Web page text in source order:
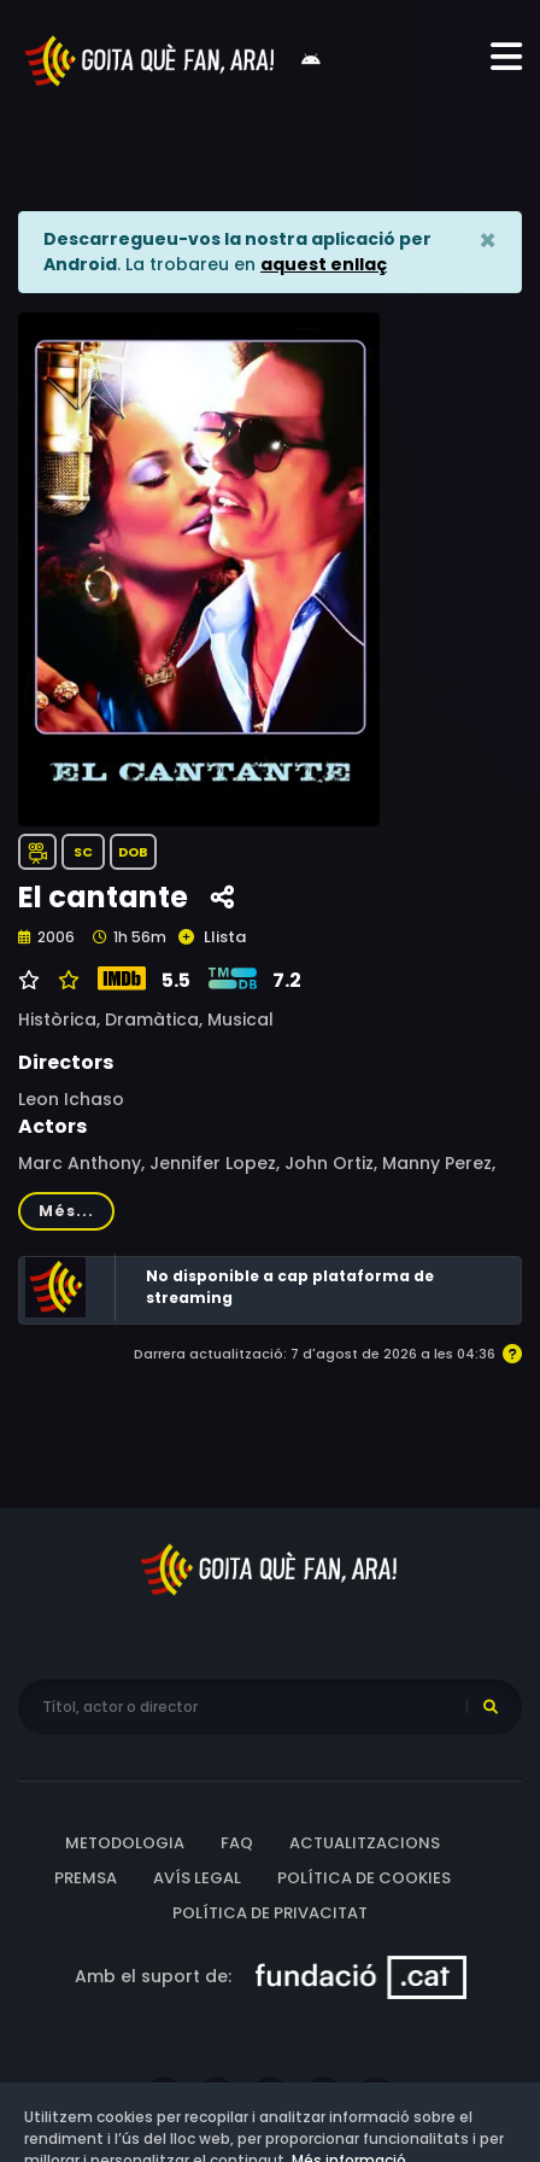
Descarregueu-vos la nostra aplicació per
Android. La trobareu en aquest enllaç
×
SC DOB
El cantante
2006 1h 56m Llista
5.5 7.2
Històrica, Dramàtica, Musical
Directors
Leon Ichaso
Actors
Marc Anthony, Jennifer Lopez, John Ortiz, Manny Perez,
Vincent Laresca, Federico Castelluccio, Nelson Vasquez,
Antone Pagán, Romi Dias, Andrea Navedo, Santiago
Douglas, Ana Isabelle
Més...
No disponible a cap plataforma de
streaming
Darrera actualització: 7 d'agost de 2026 a les 04:36
METODOLOGIA FAQ
ACTUALITZACIONS
PREMSA
AVÍS LEGAL
POLÍTICA DE COOKIES
POLÍTICA DE PRIVACITAT
Amb el suport de:
Utilitzem cookies per recopilar i analitzar informació sobre el
rendiment i l’ús del lloc web, per proporcionar funcionalitats i per